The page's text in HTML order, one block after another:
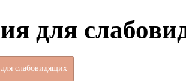
для
слабовидящих